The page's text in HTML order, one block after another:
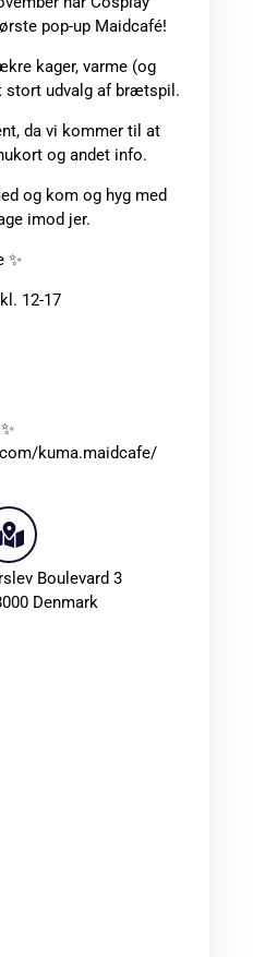
pop-up Maidcafé!
kager, varme (og
stort udvalg af brætspil.
da vi kommer til at
og andet info.
og kom og hyg med
imod jer.
✨
12-17
kuma.maidcafe/
Boulevard 3
Denmark